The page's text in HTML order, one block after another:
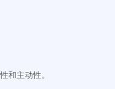
和主动性。